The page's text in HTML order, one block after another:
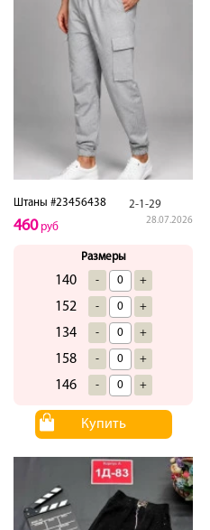
Штаны #23456438 2-1-29
28.07.2026
460руб
Размеры
140 - +
152 - +
134 - +
158 - +
146 - +
Купить